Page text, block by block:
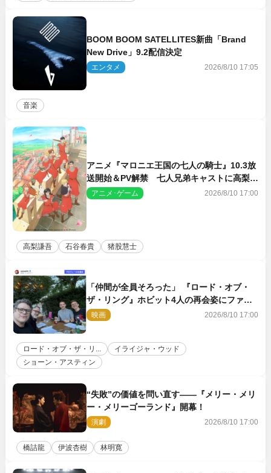
BOOM BOOM SATELLITES新曲「Brand
New Drive」9.2配信決定
エンタメ 2026/8/10 17:05
音楽
アニメ『マロニエ王国の七人の騎士』10.3放
送開始＆PV解禁 七人兄弟キャストに高梨謙
吾、川島零士ら
アニメ･ゲーム 2026/8/10 17:00
高梨謙吾 石谷春貴 猪股慧士
「仲間が全員そろった」 『ロード・オブ・
ザ・リング』ホビット4人の再会姿にファン
感激
映画 2026/8/10 17:00
ロード・オブ・ザ・リ...
イライジャ・ウッド
ショーン・アスティン
“失敗”の価値を問い直す――『メリー・メリ
ー・メリーゴーランド』開幕！
演劇 2026/8/10 17:00
橋詰龍 伊波杏樹 林明寛